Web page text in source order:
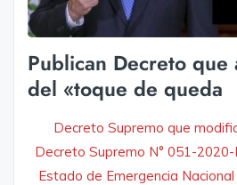
Publican Decreto
del «toque de queda
Decreto Supremo que
Decreto Supremo N° 051-
Estado de Emergencia